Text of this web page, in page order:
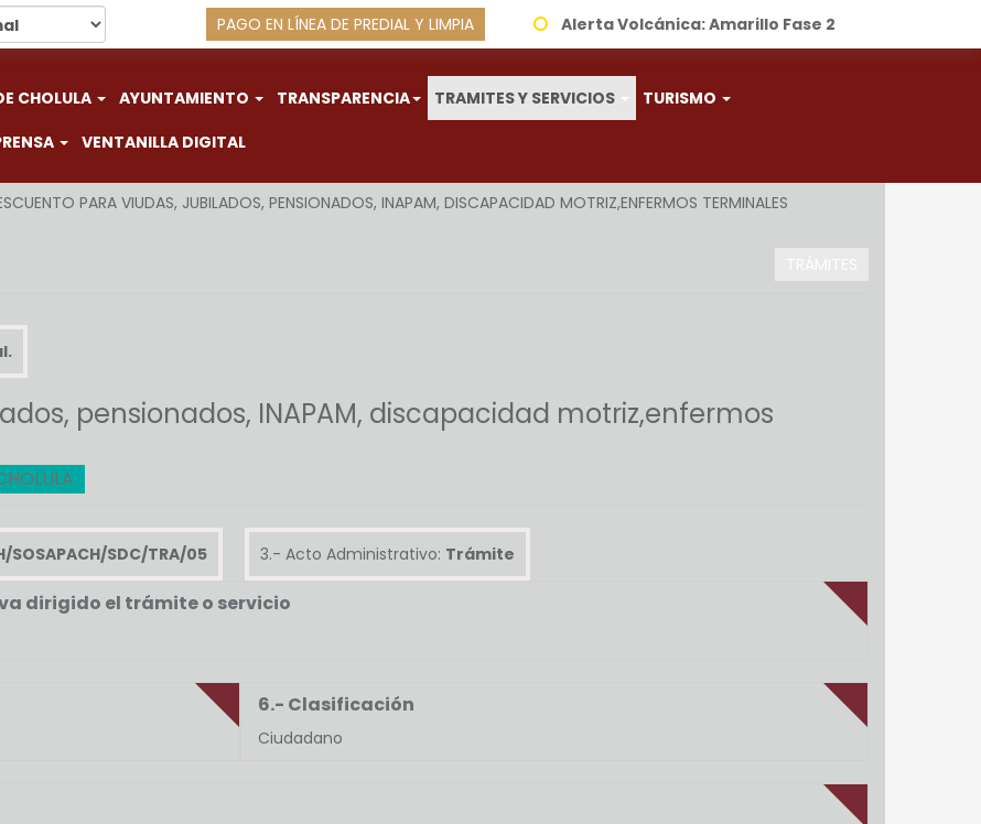
PAGO EN LÍNEA DE PREDIAL Y LIMPIA Alerta Volcánica:Amarillo Fase 2
CHOLULA AYUNTAMIENTO TRANSPARENCIA TRAMITES Y SERVICIOS
TURISMO
VENTANILLA DIGITAL
PARA VIUDAS, JUBILADOS, PENSIONADOS, INAPAM, DISCAPACIDAD MOTRIZ,ENFERMOS TERMINALES
pensionados, INAPAM, discapacidad motriz,enfermos
SOSAPACH/SDC/TRA/05 3.- Acto Administrativo: Trámite
dirigido el trámite o servicio
6.- Clasificación
Ciudadano